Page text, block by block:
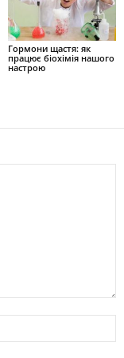
Гормони щастя: як
працює біохімія нашого
настрою